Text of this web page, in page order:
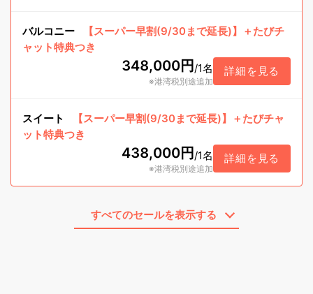
バルコニー
【スーパー早割(9/30まで延長)】＋たびチ
ャット特典つき
348,000円/1名
※港湾税別途追加
詳細を見る
スイート
【スーパー早割(9/30まで延長)】＋たびチャ
ット特典つき
438,000円/1名
※港湾税別途追加
詳細を見る
すべてのセールを表示する